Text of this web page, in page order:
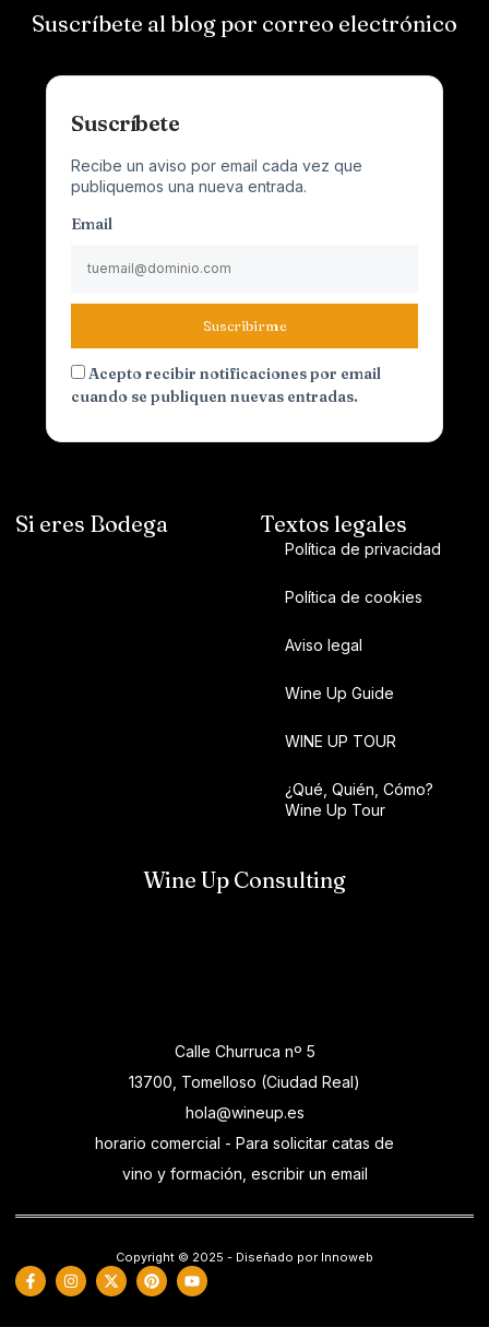
Suscríbete al blog por correo electrónico
Suscríbete
Recibe un aviso por email cada vez que
publiquemos una nueva entrada.
Email
Suscribirme
Acepto recibir notificaciones por email
cuando se publiquen nuevas entradas.
Si eres Bodega Textos legales
Política de privacidad
Política de cookies
Aviso legal
Wine Up Guide
WINE UP TOUR
¿Qué, Quién, Cómo?
Wine Up Tour
Wine Up Consulting
Calle Churruca nº 5
13700, Tomelloso (Ciudad Real)
hola@wineup.es
horario comercial - Para solicitar catas de
vino y formación, escribir un email
Copyright © 2025 - Diseñado por Innoweb